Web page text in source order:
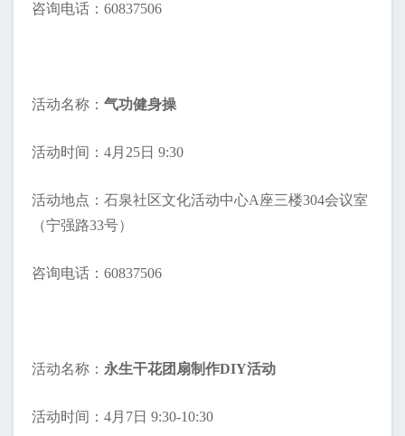
咨询电话：60837506
活动名称： 气功健身操
活动时间：4月25日 9:30
活动地点：石泉社区文化活动中心A座三楼304会议室
（宁强路33号）
咨询电话：60837506
活动名称： 永生干花团扇制作DIY活动
活动时间：4月7日 9:30-10:30